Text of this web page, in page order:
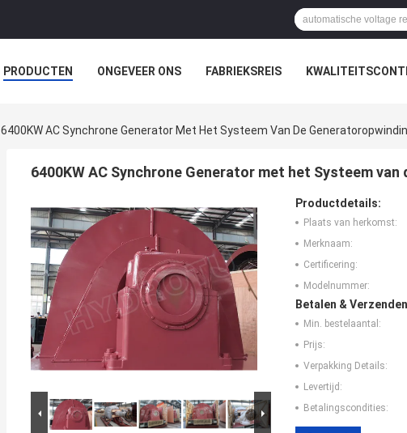
PRODUCTEN ONGEVEER ONS FABRIEKSREIS
6400KW AC Synchrone Generator Met Het Systeem Van De
6400KW AC Synchrone Generator met het Systeem
Productdetails:
Plaats van herkomst:
Merknaam:
Certificering:
Modelnummer:
Betalen &
Min. bestelaantal:
Prijs:
Verpakking Details:
Levertijd:
Betalingscondities: